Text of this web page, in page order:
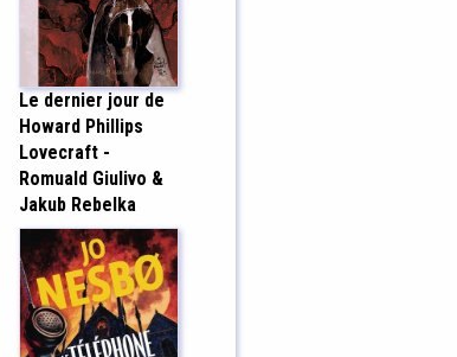
Le dernier jour de
Howard Phillips
Lovecraft -
Romuald Giulivo &
Jakub Rebelka